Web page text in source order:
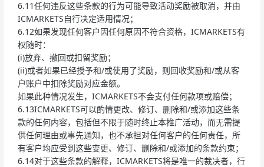
6.11任何违反这些条款的行为可能导致活动奖励被取消，并由
ICMARKETS自行决定适用情况；
6.12如果发现任何客户因任何原因不符合资格，ICMARKETS有
权随时：
(i)放弃、撤回或扣留奖励；
(ii)或者如果已经授予和/或使用了奖励，则回收奖励和/或从客
户账户中扣除奖励对应金额。
如果此种情况发生，ICMARKETS不会支付任何款项或赔偿；
6.13ICMARKETS可以酌情更改、修订、删除和/或添加这些条
款的任何内容，包括但不限于随时终止本推广活动，而无需提
供任何理由或事先通知，也不承担对任何客户的任何责任，所
有客户均应受到这些变更、修订、删除和/或添加的条款约束；
6.14对于这些条款的解释，ICMARKETS将是唯一的裁决者，行